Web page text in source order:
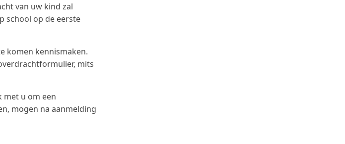
van uw kind zal
school op de eerste
komen kennismaken.
mits
met u om een
mogen na aanmelding